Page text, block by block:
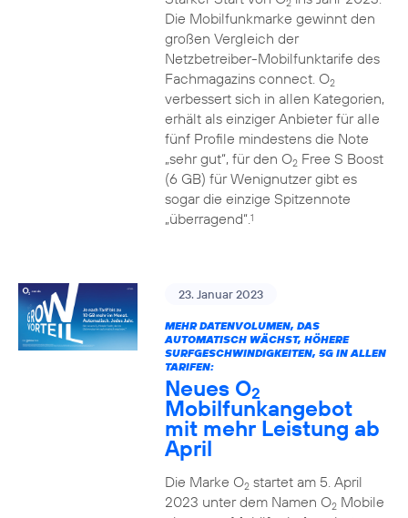
2
Die Mobilfunkmarke gewinnt den
großen Vergleich der
Netzbetreiber-Mobilfunktarife des
Fachmagazins connect. O2
verbessert sich in allen Kategorien,
erhält als einziger Anbieter für alle
fünf Profile mindestens die Note
„sehr gut“, für den O2Free S Boost
(6 GB) für Wenignutzer gibt es
sogar die einzige Spitzennote
„überragend“.1
23. Januar 2023
MEHR DATENVOLUMEN, DAS
AUTOMATISCH WÄCHST, HÖHERE
SURFGESCHWINDIGKEITEN, 5G IN ALLEN
TARIFEN:
Neues O2
Mobilfunkangebot
mit mehr Leistung ab
April
Die Marke O2startet am 5. April
2023 unter dem Namen O2Mobile